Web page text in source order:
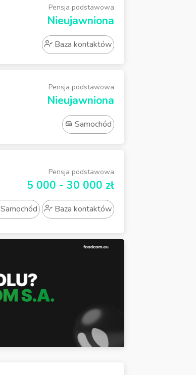
Pensja podstawowa
Nieujawniona
Baza kontaktów
Pensja podstawowa
Nieujawniona
Samochód
Pensja podstawowa
5 000 - 30 000 zł
Samochód Baza kontaktów